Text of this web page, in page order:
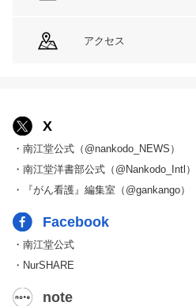
アクセス
X
・南江堂公式（@nankodo_NEWS）
・南江堂洋書部公式（@Nankodo_Intl）
・『がん看護』編集室（@gankango）
Facebook
・南江堂公式
・NurSHARE
note